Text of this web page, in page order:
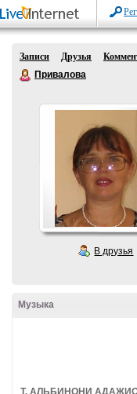
Записи Друзья
Привалова
В друзья
Музыка
Т. АЛЬБИНОНИ